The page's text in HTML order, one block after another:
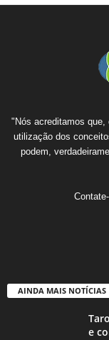
"Nós acreditamos
utilização dos
podem,
AINDA MAIS NOTÍCIAS
e